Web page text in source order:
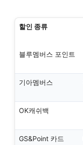
할인 종류
블루멤버스 포인트
기아멤버스
OK캐쉬백
GS&Point 카드